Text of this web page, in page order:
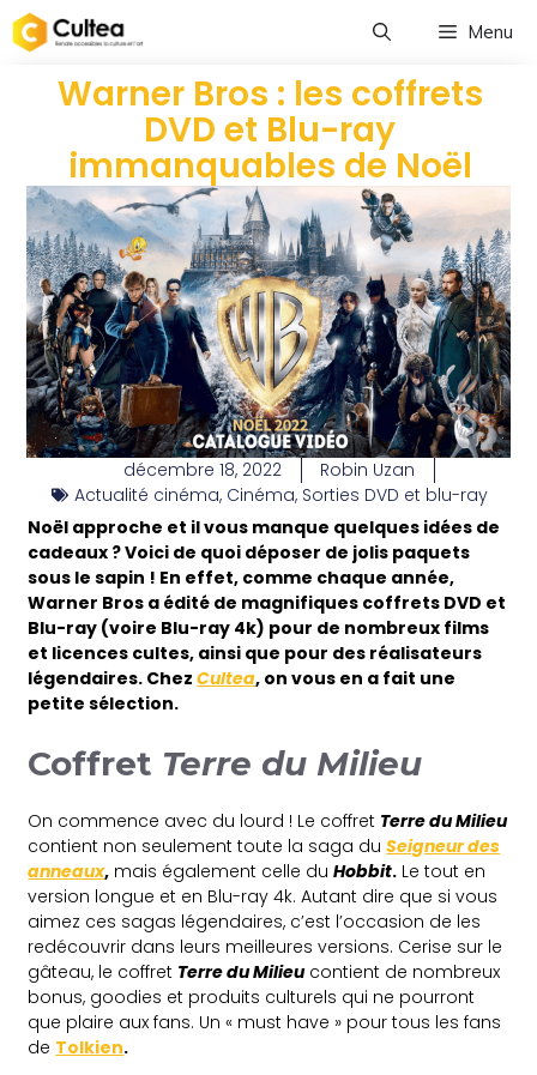
Menu
Warner Bros : les coffrets
DVD et Blu-ray
immanquables de Noël
décembre 18, 2022
Robin Uzan
Actualité cinéma, Cinéma, Sorties DVD et blu-ray
Noël approche et il vous manque quelques idées de
cadeaux ? Voici de quoi déposer de jolis paquets
sous le sapin ! En effet, comme chaque année,
Warner Bros a édité de magnifiques coffrets DVD et
Blu-ray (voire Blu-ray 4k) pour de nombreux films
et licences cultes, ainsi que pour des réalisateurs
légendaires. ChezCultea, on vous en a fait une
petite sélection.
Coffret Terre du Milieu
On commence avec du lourd ! Le coffret Terre du Milieu
contient non seulement toute la saga duSeigneur des
anneaux, mais également celle duHobbit. Le tout en
version longue et en Blu-ray 4k. Autant dire que si vous
aimez ces sagas légendaires, c’est l’occasion de les
redécouvrir dans leurs meilleures versions. Cerise sur le
gâteau, le coffret Terre du Milieucontient de nombreux
bonus, goodies et produits culturels qui ne pourront
que plaire aux fans. Un « must have » pour tous les fans
de Tolkien.